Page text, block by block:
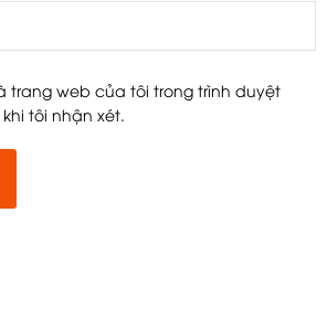
trang web của tôi trong trình duyệt
tôi nhận xét.